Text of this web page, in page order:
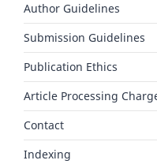
Author Guidelines
Submission Guidelines
Publication Ethics
Article Processing
Contact
Indexing